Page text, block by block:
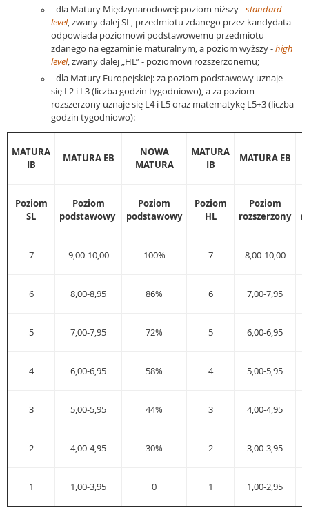
- dla Matury Międzynarodowej: poziom niższy -standard
level, zwany dalej SL, przedmiotu zdanego przez kandydata
odpowiada poziomowi podstawowemu przedmiotu
zdanego na egzaminie maturalnym, a poziom wyższy -high
level, zwany dalej „HL” - poziomowi rozszerzonemu;
- dla Matury Europejskiej: za poziom podstawowy uznaje
się L2 i L3 (liczba godzin tygodniowo), a za poziom
rozszerzony uznaje się L4 i L5 oraz matematykę L5+3 (liczba
godzin tygodniowo):
MATURA
IB
MATURA EB
NOWA
MATURA
MATURA
IB
MATURA EB
Poziom
SL
Poziom
podstawowy
Poziom
podstawowy
Poziom
HL
Poziom
rozszerzony
7 9,00-10,00 100% 7 8,00-10,00
6 8,00-8,95 86% 6 7,00-7,95
5 7,00-7,95 72% 5 6,00-6,95
4 6,00-6,95 58% 4 5,00-5,95
3 5,00-5,95 44% 3 4,00-4,95
2 4,00-4,95 30% 2 3,00-3,95
1 1,00-3,95 0 1 1,00-2,95